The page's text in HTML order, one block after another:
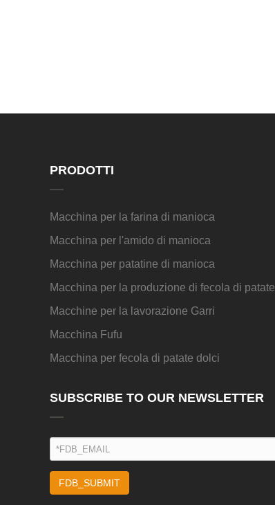
PRODOTTI
Macchina per la farina di manioca
Macchina per l'amido di manioca
Macchina per patatine di manioca
Macchina per la produzione di fecola di patate
Macchine per la lavorazione Garri
Macchina Fufu
Macchina per fecola di patate dolci
SUBSCRIBE TO OUR NEWSLETTER
FDB_SUBMIT